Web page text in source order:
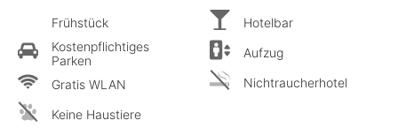
Frühstück
Kostenpflichtiges
Parken
Gratis WLAN
Keine Haustiere
Hotelbar
Aufzug
Nichtraucherhotel